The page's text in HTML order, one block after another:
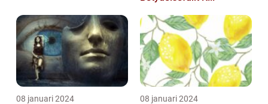
08 januari 2024 08 januari 2024